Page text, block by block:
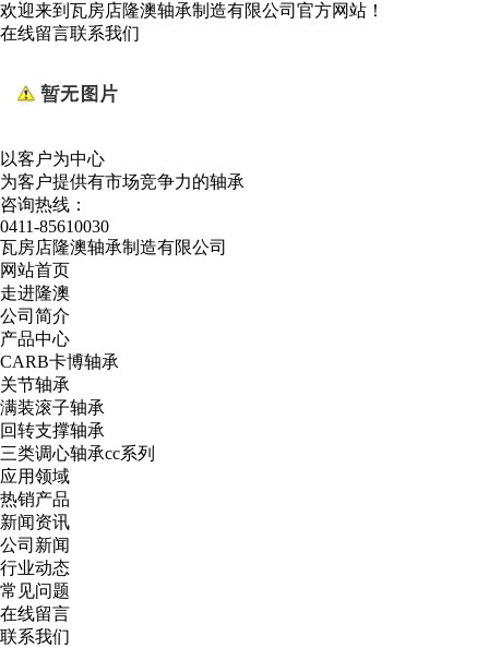
欢迎来到瓦房店隆澳轴承制造有限公司官方网站！
在线留言联系我们
以客户为中心
为客户提供有市场竞争力的轴承
咨询热线：
0411-85610030
瓦房店隆澳轴承制造有限公司
网站首页
走进隆澳
公司简介
产品中心
CARB卡博轴承
关节轴承
满装滚子轴承
回转支撑轴承
三类调心轴承cc系列
应用领域
热销产品
新闻资讯
公司新闻
行业动态
常见问题
在线留言
联系我们